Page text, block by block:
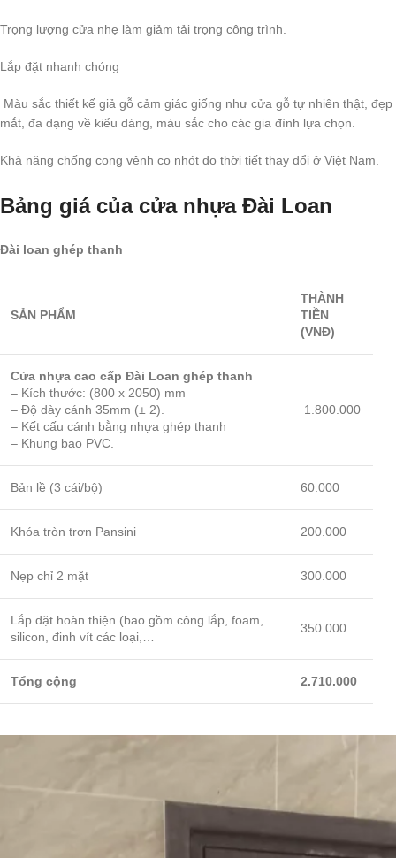
Trọng lượng cửa nhẹ làm giảm tải trọng công trình.
Lắp đặt nhanh chóng
Màu sắc thiết kế giả gỗ cảm giác giống như cửa gỗ tự nhiên thật, đẹp
mắt, đa dạng về kiểu dáng, màu sắc cho các gia đình lựa chọn.
Khả năng chống cong vênh co nhót do thời tiết thay đổi ở Việt Nam.
Bảng giá của cửa nhựa Đài Loan
Đài loan ghép thanh
SẢN PHẨM
THÀNH
TIỀN
(VNĐ)
Cửa nhựa cao cấp Đài Loan ghép thanh
– Kích thước: (800 x 2050) mm
– Độ dày cánh 35mm (± 2).
– Kết cấu cánh bằng nhựa ghép thanh
– Khung bao PVC.
1.800.000
Bản lề (3 cái/bộ) 60.000
Khóa tròn trơn Pansini 200.000
Nẹp chỉ 2 mặt 300.000
Lắp đặt hoàn thiện (bao gồm công lắp, foam,
silicon, đinh vít các loại,…
350.000
Tổng cộng 2.710.000